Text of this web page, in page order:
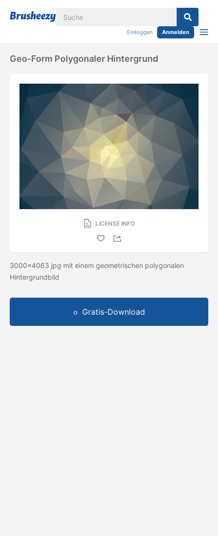
Einloggen Anmelden
Geo-Form Polygonaler Hintergrund
LICENSE INFO
3000x4063 jpg mit einem geometrischen polygonalen
Hintergrundbild
Gratis-Download